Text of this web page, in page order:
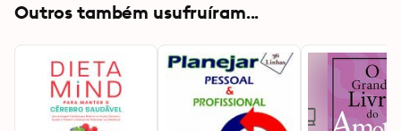
Outros também usufruíram...